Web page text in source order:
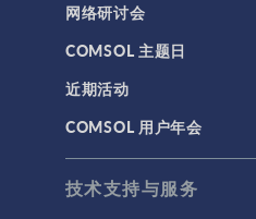
网络研讨会
COMSOL 主题日
近期活动
COMSOL 用户年会
技术支持与服务